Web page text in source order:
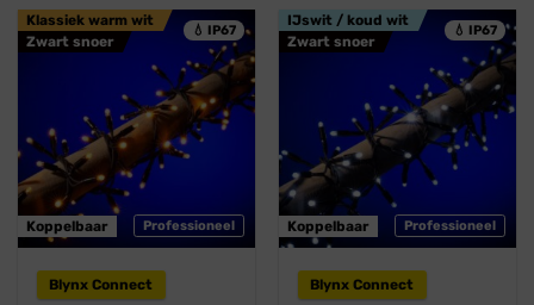
💧 IP67
Professioneel
Klassiek warm wit
Zwart snoer
Koppelbaar
Blynx Connect
💧 IP67
Professioneel
IJswit / koud wit
Zwart snoer
Koppelbaar
Blynx Connect